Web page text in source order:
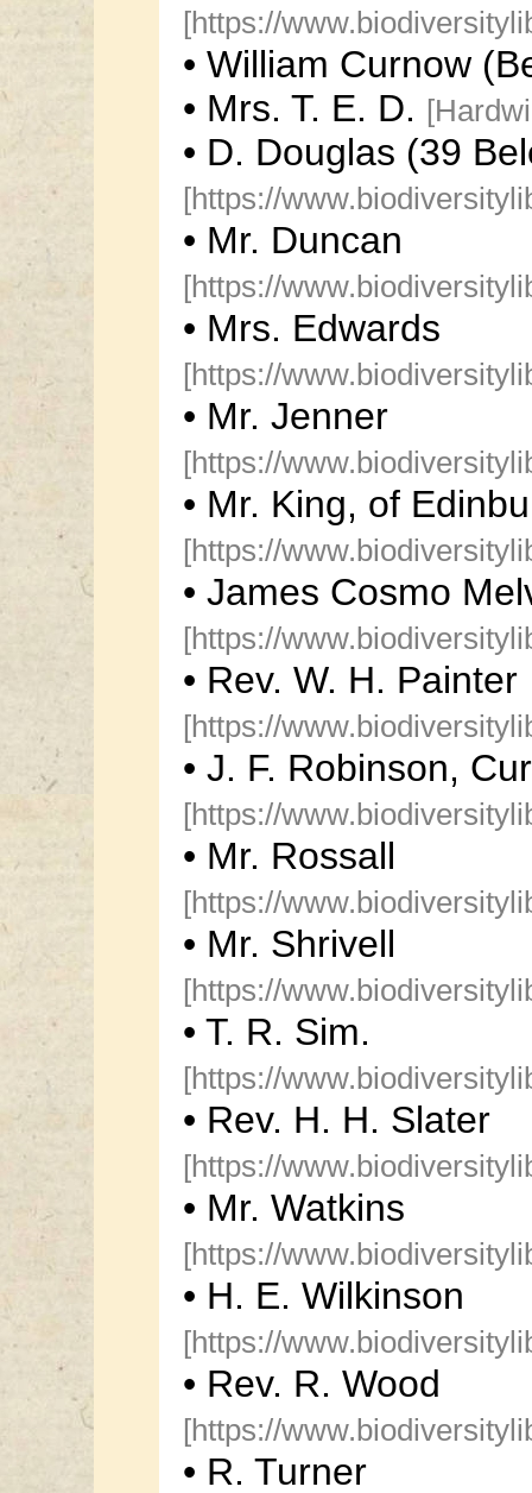
[https://
• William Curnow
• Mrs. T. E. D.
• D. Douglas (39
[https://
• Mr. Duncan
[https://
• Mrs. Edwards
[https://
• Mr. Jenner
[https://
• Mr. King, of
[https://
• James Cosmo
[https://
• Rev. W. H. Painter
[https://
• J. F. Robinson,
[https://
• Mr. Rossall
[https://
• Mr. Shrivell
[https://
• T. R. Sim.
[https://
• Rev. H. H. Slater
[https://
• Mr. Watkins
[https://
• H. E. Wilkinson
[https://
• Rev. R. Wood
[https://
• R. Turner